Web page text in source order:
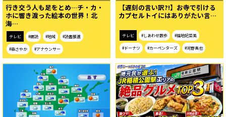
行き交う人も足をとめ…チ・カ・
ホに響き渡った絵本の世界！北
海…
テレビ #朗読 #地域 #読書推進
#森さやか #アナウンサー
【遅刻の言い訳?!】お寺で引ける
カプセルトイにはありがたい言…
テレビ #しあわせ散歩 #福地妃菜美
#ドーナツ #カーペンターズ #河野真也